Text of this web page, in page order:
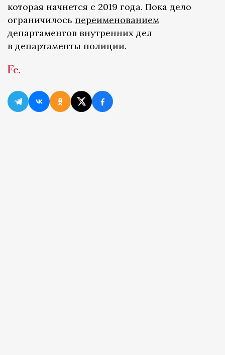
которая начнется с 2019 года. Пока дело
ограничилось переименованием
департаментов внутренних дел
в департаменты полиции.